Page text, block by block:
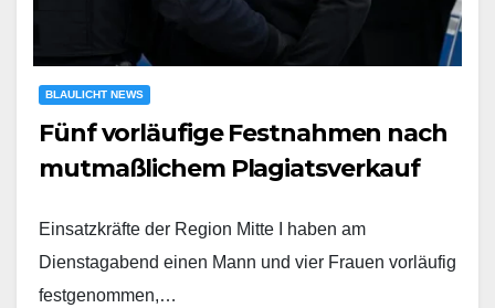
BLAULICHT NEWS
Fünf vorläufige Festnahmen nach
mutmaßlichem Plagiatsverkauf
Einsatzkräfte der Region Mitte I haben am
Dienstagabend einen Mann und vier Frauen vorläufig
festgenommen,…